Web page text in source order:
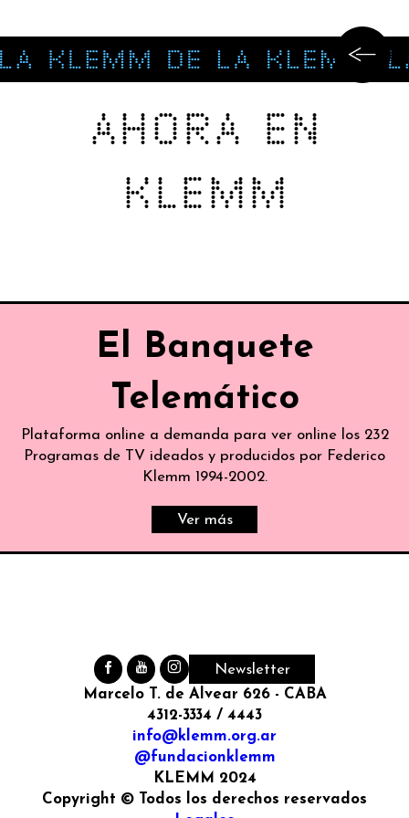
AHORA EN
KLEMM
El Banquete
Telemático
Plataforma online a demanda para ver online los 232
Programas de TV ideados y producidos por Federico
Klemm 1994-2002.
Ver más
Newsletter
Marcelo T. de Alvear 626 - CABA
4312-3334 / 4443
info@klemm.org.ar
@fundacionklemm
KLEMM 2024
Copyright © Todos los derechos reservados